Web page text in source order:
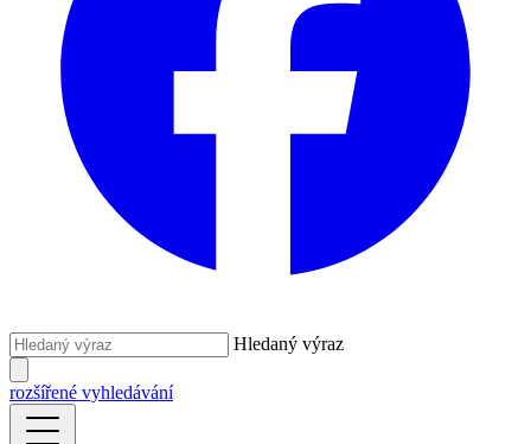
Hledaný výraz
rozšířené vyhledávání